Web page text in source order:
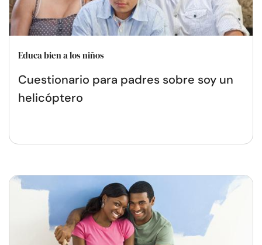
Educa bien a los niños
Cuestionario para padres sobre soy un
helicóptero